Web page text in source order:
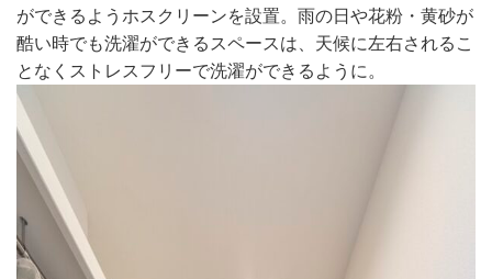
ができるようホスクリーンを設置。雨の日や花粉・黄砂が
酷い時でも洗濯ができるスペースは、天候に左右されるこ
となくストレスフリーで洗濯ができるように。